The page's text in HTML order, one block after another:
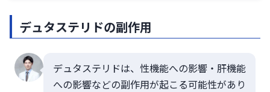
デュタステリドの副作用
デュタステリドは、性機能への影響・肝機能
への影響などの副作用が起こる可能性があり